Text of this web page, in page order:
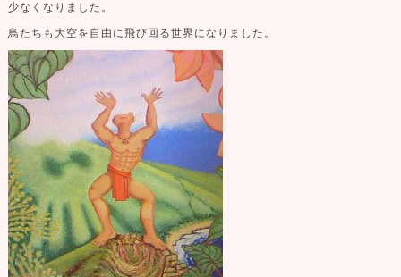
少なくなりました。
鳥たちも大空を自由に飛び回る世界になりました。